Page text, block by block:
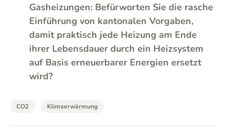
Gasheizungen: Befürworten Sie die rasche
Einführung von kantonalen Vorgaben,
damit praktisch jede Heizung am Ende
ihrer Lebensdauer durch ein Heizsystem
auf Basis erneuerbarer Energien ersetzt
wird?
CO2 Klimaerwärmung